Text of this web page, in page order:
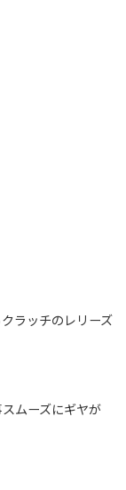
ラッチのレリーズ
ムーズにギヤが